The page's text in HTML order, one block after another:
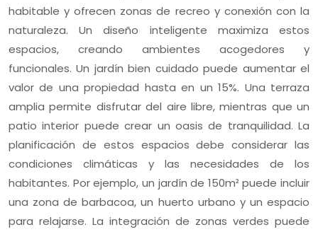
habitable y ofrecen zonas de recreo y conexión con la
naturaleza. Un diseño inteligente maximiza estos
espacios, creando ambientes acogedores y
funcionales. Un jardín bien cuidado puede aumentar el
valor de una propiedad hasta en un 15%. Una terraza
amplia permite disfrutar del aire libre, mientras que un
patio interior puede crear un oasis de tranquilidad. La
planificación de estos espacios debe considerar las
condiciones climáticas y las necesidades de los
habitantes. Por ejemplo, un jardín de 150m² puede incluir
una zona de barbacoa, un huerto urbano y un espacio
para relajarse. La integración de zonas verdes puede